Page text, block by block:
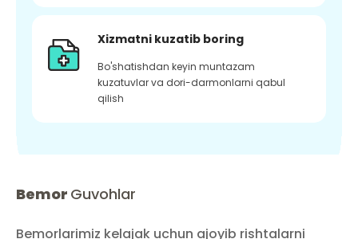
Xizmatni kuzatib boring
Bo'shatishdan keyin muntazam
kuzatuvlar va dori-darmonlarni qabul
qilish
Bemor Guvohlar
Bemorlarimiz kelajak uchun ajoyib rishtalarni